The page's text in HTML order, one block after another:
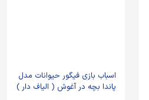
اسباب بازی فیگور حیوانات مدل
پاندا بچه در آغوش ( الیاف دار )